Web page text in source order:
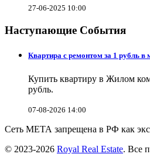
27-06-2025 10:00
Наступающие События
Квартира с ремонтом за 1 рубль
Купить квартиру в Жилом
рубль.
07-08-2026 14:00
Сеть МЕТА запрещена в РФ как
© 2023-2026 Royal Real Estate. Все